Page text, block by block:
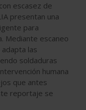
escasez de
presentan una
para
Mediante escaneo
las
soldaduras
humana
que antes
reportaje se